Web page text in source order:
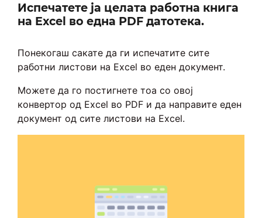
Испечатете ја целата работна книга
на Excel во една PDF датотека.
Понекогаш сакате да ги испечатите сите
работни листови на Excel во еден документ.
Можете да го постигнете тоа со овој
конвертор од Excel во PDF и да направите еден
документ од сите листови на Excel.